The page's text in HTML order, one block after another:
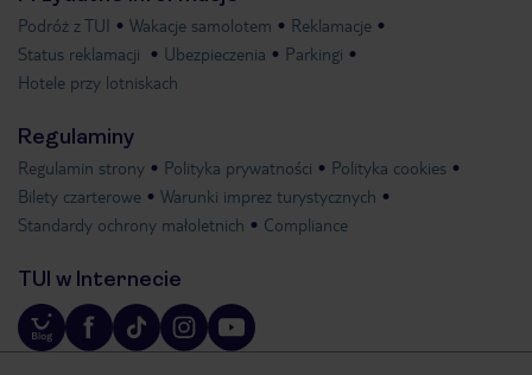
Podróż z TUI Wakacje samolotem
Reklamacje
Status reklamacji
Ubezpieczenia
Parkingi
Hotele przy lotniskach
Regulaminy
Regulamin strony Polityka prywatności
Polityka cookies
Bilety czarterowe
Warunki imprez turystycznych
Standardy ochrony małoletnich
Compliance
TUI w Internecie